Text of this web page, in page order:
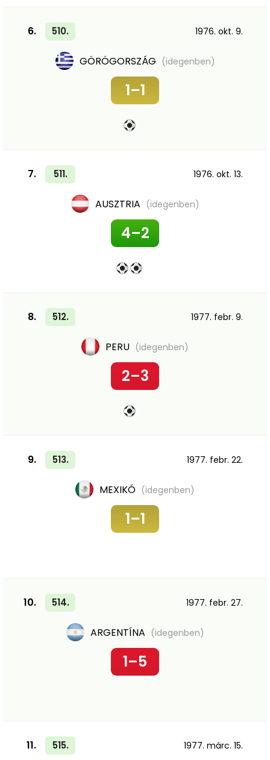
6. 510. 1976. okt. 9.
GÖRÖGORSZÁG (idegenben)
1–1
7. 511. 1976. okt. 13.
AUSZTRIA (idegenben)
4–2
8. 512. 1977. febr. 9.
PERU (idegenben)
2–3
9. 513. 1977. febr. 22.
MEXIKÓ (idegenben)
1–1
10. 514. 1977. febr. 27.
ARGENTÍNA (idegenben)
1–5
11. 515. 1977. márc. 15.